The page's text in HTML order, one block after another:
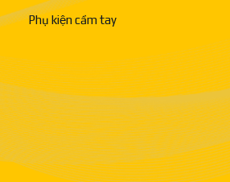
Phụ kiện cầm tay